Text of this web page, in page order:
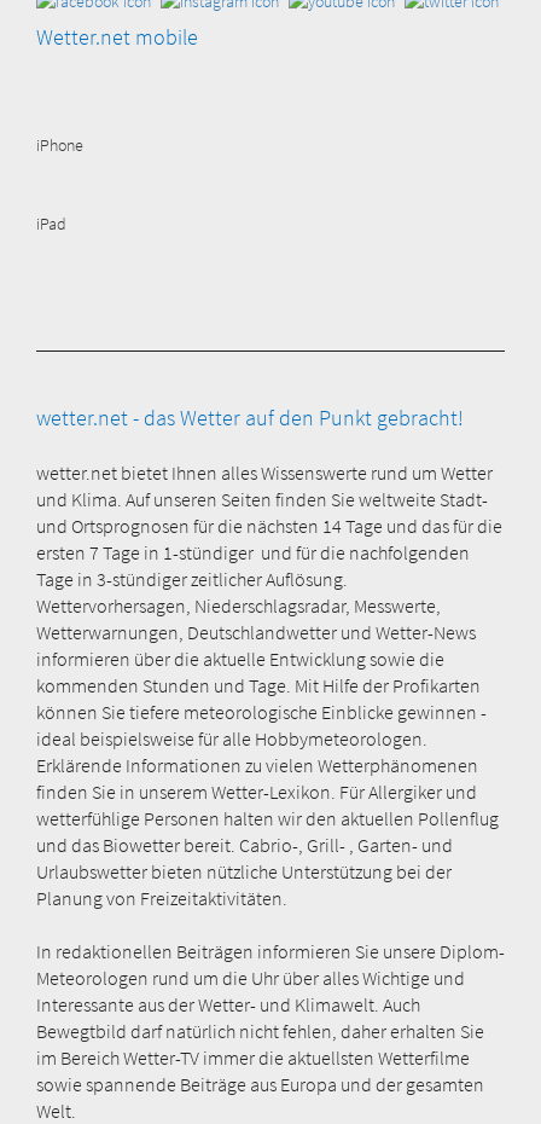
Wetter.net mobile
iPhone
iPad
wetter.net - das Wetter auf den Punkt gebracht!
wetter.net bietet Ihnen alles Wissenswerte rund um Wetter
und Klima. Auf unseren Seiten finden Sie weltweite Stadt-
und Ortsprognosen für die nächsten 14 Tage und das für die
ersten 7 Tage in 1-stündiger und für die nachfolgenden
Tage in 3-stündiger zeitlicher Auflösung.
Wettervorhersagen, Niederschlagsradar, Messwerte,
Wetterwarnungen, Deutschlandwetter und Wetter-News
informieren über die aktuelle Entwicklung sowie die
kommenden Stunden und Tage. Mit Hilfe der Profikarten
können Sie tiefere meteorologische Einblicke gewinnen -
ideal beispielsweise für alle Hobbymeteorologen.
Erklärende Informationen zu vielen Wetterphänomenen
finden Sie in unserem Wetter-Lexikon. Für Allergiker und
wetterfühlige Personen halten wir den aktuellen Pollenflug
und das Biowetter bereit. Cabrio-, Grill- , Garten- und
Urlaubswetter bieten nützliche Unterstützung bei der
Planung von Freizeitaktivitäten.
In redaktionellen Beiträgen informieren Sie unsere Diplom-
Meteorologen rund um die Uhr über alles Wichtige und
Interessante aus der Wetter- und Klimawelt. Auch
Bewegtbild darf natürlich nicht fehlen, daher erhalten Sie
im Bereich Wetter-TV immer die aktuellsten Wetterfilme
sowie spannende Beiträge aus Europa und der gesamten
Welt.